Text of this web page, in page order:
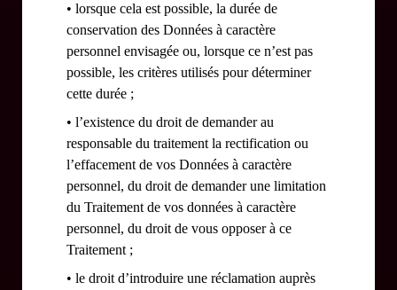
• lorsque cela est possible, la durée de
conservation des Données à caractère
personnel envisagée ou, lorsque ce n’est pas
possible, les critères utilisés pour déterminer
cette durée ;
• l’existence du droit de demander au
responsable du traitement la rectification ou
l’effacement de vos Données à caractère
personnel, du droit de demander une limitation
du Traitement de vos données à caractère
personnel, du droit de vous opposer à ce
Traitement ;
• le droit d’introduire une réclamation auprès